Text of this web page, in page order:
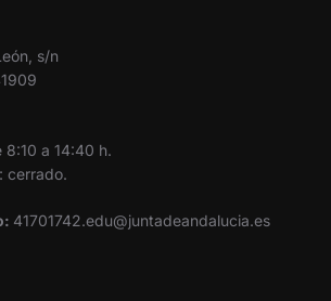
s/n
8:10 a 14:40 h.
cerrado.
41701742.edu@juntadeandalucia.es